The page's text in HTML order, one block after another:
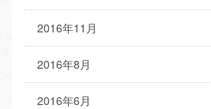
2016年11月
2016年8月
2016年6月